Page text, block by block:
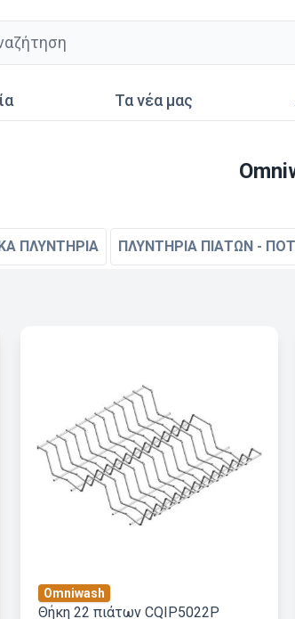
Τα νέα μας
ΠΛΥΝΤΗΡΙΑ ΠΛΥΝΤΗΡΙΑ ΠΙΑΤΩΝ -
Omniwash
Θήκη 22 πιάτων CQIP5022P